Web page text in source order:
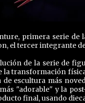
primera serie
el tercer integrante
de la serie de
la transformación
escultura más
"adorable" y la
final, usando